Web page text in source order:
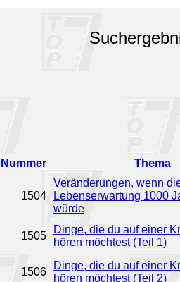
Nummer Thema
1504
Veränderungen, wenn
Lebenserwartung 1000
würde
1505
Dinge, die du auf einer
hören möchtest (Teil 1)
1506
Dinge, die du auf einer
hören möchtest (Teil 2)